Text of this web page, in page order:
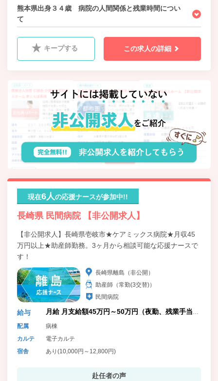
熊本県出身３４歳 病院の人間関係と残業時間につい
て
キープする この求人の詳細
現在6人の応援ナースが参加中!!
長崎県 民間病院 【非公開求人】
【非公開求人】長崎県壱岐市★ケアミックス病院★月収45
万円以上★助産師勤務。3ヶ月から相談可能な応援ナースで
す！
長崎県離島（非公開）
助産師（常勤(3交替)）
民間病院
給与
月給 月支給額45万円～50万円（夜勤、残業手当
含）
配属
病棟
カルテ
電子カルテ
宿舎
あり(10,000円～12,800円)
赴任者の声